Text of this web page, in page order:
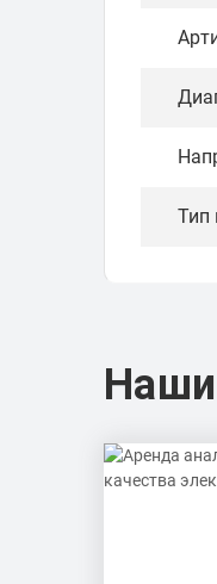
Тип
Наши